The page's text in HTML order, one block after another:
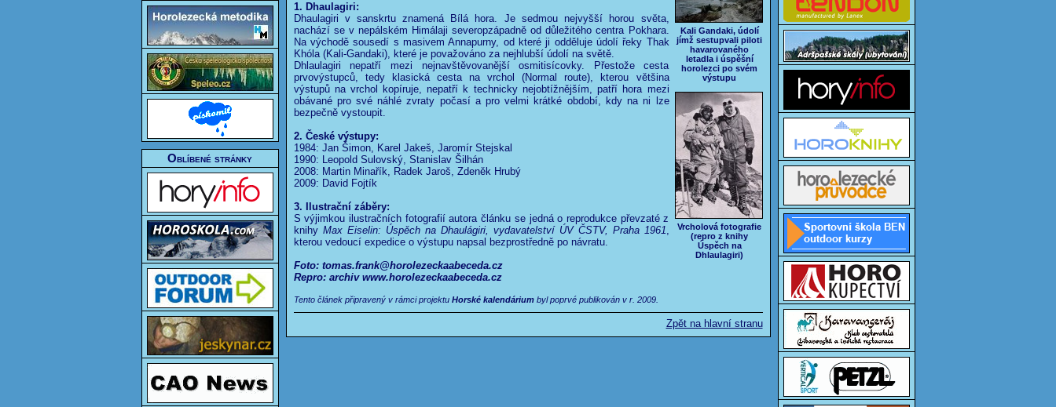
Oblíbené stránky
Kali Gandaki, údolí
jímž sestupvali piloti
havarovaného
letadla i úspěšní
horolezci po svém
výstupu
Vrcholová fotografie
(repro z knihy
Úspěch na
Dhlaulagiri)
1. Dhaulagiri:
Dhaulagiri v sanskrtu znamená Bílá hora. Je sedmou nejvyšší horou světa,
nachází se v nepálském Himálaji severopzápadně od důležitého centra Pokhara.
Na východě sousedí s masivem Annapurny, od které ji odděluje údolí řeky Thak
Khóla (Kali-Gandaki), které je považováno za nejhlubší údolí na světě.
Dhlaulagiri nepatří mezi nejnavštěvovanější osmitisícovky. Přestože cesta
prvovýstupců, tedy klasická cesta na vrchol (Normal route), kterou většina
výstupů na vrchol kopíruje, nepatří k technicky nejobtížnějším, patří hora mezi
obávané pro své náhlé zvraty počasí a pro velmi krátké období, kdy na ni lze
bezpečně vystoupit.
2. České výstupy:
1984: Jan Šimon, Karel Jakeš, Jaromír Stejskal
1990: Leopold Sulovský, Stanislav Šilhán
2008: Martin Minařík, Radek Jaroš, Zdeněk Hrubý
2009: David Fojtík
3. Ilustrační záběry:
S výjimkou ilustračních fotografií autora článku se jedná o reprodukce převzaté z
knihy Max Eiselin: Úspěch na Dhaulágiri, vydavatelství ÚV ČSTV, Praha 1961,
kterou vedoucí expedice o výstupu napsal bezprostředně po návratu.
Foto: tomas.frank@horolezeckaabeceda.cz
Repro: archiv www.horolezeckaabeceda.cz
Tento článek připravený v rámci projektu Horské kalendáriumbyl poprvé publikován v r. 2009.
Zpět na hlavní stranu